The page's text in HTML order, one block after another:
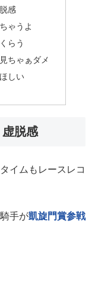
感
ゃうよ
らう
ちゃぁダメ
しい
脱感
イムもレースレコ
手が凱旋門賞参戦